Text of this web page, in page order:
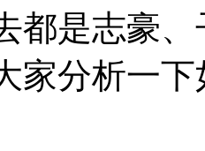
都是志豪
家分析一